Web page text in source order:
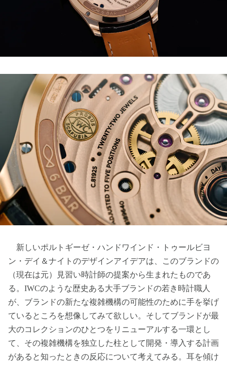
新しいポルトギーゼ・ハンドワインド・トゥールビヨ
ン・デイ＆ナイトのデザインアイデアは、このブランドの
（現在は元）見習い時計師の提案から生まれたものであ
る。IWCのような歴史ある大手ブランドの若き時計職人
が、ブランドの新たな複雑機構の可能性のために手を挙げ
ているところを想像してみて欲しい。そしてブランドが最
大のコレクションのひとつをリニューアルする一環とし
て、その複雑機構を独立した柱として開発・導入する計画
があると知ったときの反応について考えてみる。耳を傾け